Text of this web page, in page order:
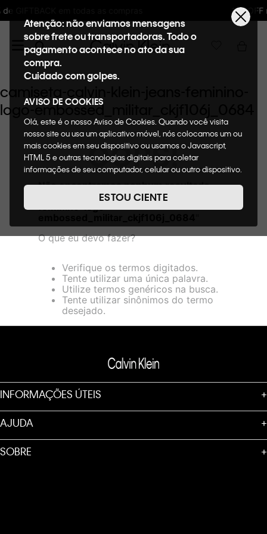
10%OFF na primeira compra :
Atenção: não enviamos mensagens
sobre frete ou transportadoras. Todo o
pagamento acontece no ato da sua
compra.
Cuidado com golpes.
AVISO DE COOKIES
Olá, este é o nosso Aviso de Cookies. Quando você visita
nosso site ou usa um aplicativo móvel, nós colocamos um ou
mais cookies em seu dispositivo ou usamos o Javascript,
HTML 5 e outras tecnologias digitais para coletar
informações de seu computador, celular ou outro dispositivo.
de cookies, informaremos quais cookies usaremos e quais
suas funções. A forma como processamos os dados
nosso Aviso de Privacidade. Quando você visita nosso site,
consideraremos isso como sua solicitação específica para
entre outros, a capacidade de comprar um item em nossa
loja virtual. Para maiores informações sobre o nosso aviso de
Cookies acesse o link.
ESTOU CIENTE
camiseta-calvin-klein-jeans-feminino-
logo-embossed_militar_ckjf106j_0684
OOPS!
Não encontramos nenhum resultado
camiseta-calvin-klein-jeans-
feminino-logo-
O que eu devo fazer?
Verifique os termos digitados.
Tente utilizar uma única palavra.
Utilize termos genéricos na busca.
Tente utilizar sinônimos do termo
desejado.
INFORMAÇÕES ÚTEIS +
AJUDA +
SOBRE +